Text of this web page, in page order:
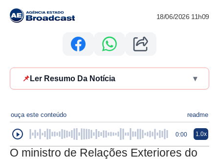
18/06/2026 11h09
📌 Ler Resumo Da Notícia ▾
ouça este conteúdo readme
0:00 1.0x
O ministro de Relações Exteriores do